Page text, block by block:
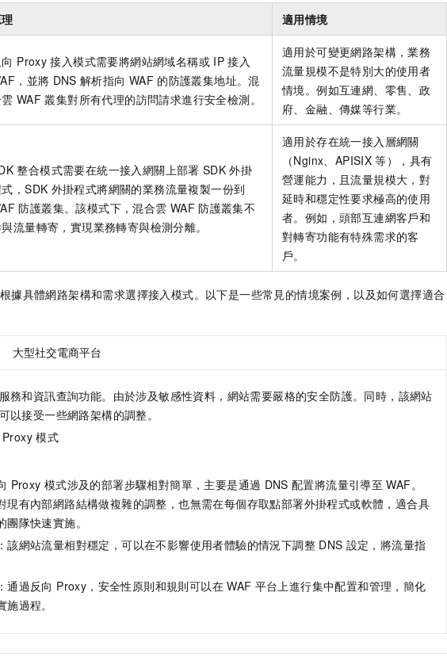
適用情境
向 Proxy 接入模式需要將網站網域名稱或 IP 接入
，並將 DNS 解析指向 WAF 的防護叢集地址。混
WAF 叢集對所有代理的訪問請求進行安全檢測。
適用於可變更網路架構，業務
流量規模不是特別大的使用者
情境。例如互連網、零售、政
府、金融、傳媒等行業。
整合模式需要在統一接入網關上部署 SDK 外掛
，SDK 外掛程式將網關的業務流量複製一份到
防護叢集。該模式下，混合雲 WAF 防護叢集不
流量轉寄，實現業務轉寄與檢測分離。
適用於存在統一接入層網關
（Nginx、APISIX 等），具有
營運能力，且流量規模大，對
延時和穩定性要求極高的使用
者。例如，頭部互連網客戶和
對轉寄功能有特殊需求的客
戶。
據具體網路架構和需求選擇接入模式。以下是一些常見的情境案例，以及如何選擇適合
大型社交電商平台
務和資訊查詢功能。由於涉及敏感性資料，網站需要嚴格的安全防護。同時，該網站
以接受一些網路架構的調整。
模式
Proxy 模式涉及的部署步驟相對簡單，主要是通過 DNS 配置將流量引導至 WAF。
現有內部網路結構做複雜的調整，也無需在每個存取點部署外掛程式或軟體，適合具
隊快速實施。
該網站流量相對穩定，可以在不影響使用者體驗的情況下調整 DNS 設定，將流量指
通過反向 Proxy，安全性原則和規則可以在 WAF 平台上進行集中配置和管理，簡化
過程。